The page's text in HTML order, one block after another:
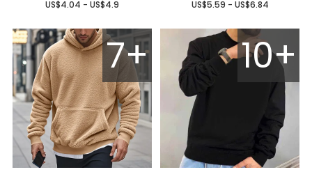
US$5.59 - US$6.84
US$4.04 - US$4.9
10+
7+